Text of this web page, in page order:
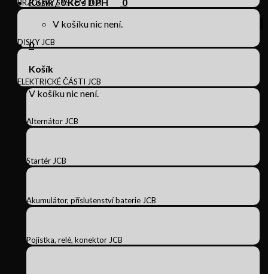
V košíku nic není.
0
Košík
V košíku nic není.
BRZDOVÝ SYSTÉM JCB
DISKY JCB
ELEKTRICKÉ ČÁSTI JCB
Alternátor JCB
Startér JCB
Akumulátor, příslušenství baterie JCB
Pojistka, relé, konektor JCB